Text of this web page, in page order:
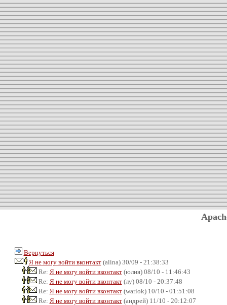
Вернуться
Я не могу войти вконтакт(alina) 30/09 - 21:38:33
Re: Я не могу войти вконтакт(юлия) 08/10 - 11:46:43
Re: Я не могу войти вконтакт(лу) 08/10 - 20:37:48
Re: Я не могу войти вконтакт(warlok) 10/10 - 01:51:08
Re: Я не могу войти вконтакт(андрей) 11/10 - 20:12:07